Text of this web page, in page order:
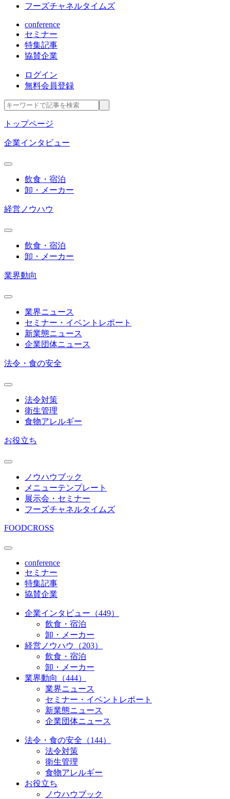
フーズチャネルタイムズ
conference
セミナー
特集記事
協賛企業
ログイン
無料会員登録
トップページ
企業インタビュー
飲食・宿泊
卸・メーカー
経営ノウハウ
飲食・宿泊
卸・メーカー
業界動向
業界ニュース
セミナー・イベントレポート
新業態ニュース
企業団体ニュース
法令・食の安全
法令対策
衛生管理
食物アレルギー
お役立ち
ノウハウブック
メニューテンプレート
展示会・セミナー
フーズチャネルタイムズ
FOODCROSS
conference
セミナー
特集記事
協賛企業
企業インタビュー（449）
飲食・宿泊
卸・メーカー
経営ノウハウ（203）
飲食・宿泊
卸・メーカー
業界動向（444）
業界ニュース
セミナー・イベントレポート
新業態ニュース
企業団体ニュース
法令・食の安全（144）
法令対策
衛生管理
食物アレルギー
お役立ち
ノウハウブック